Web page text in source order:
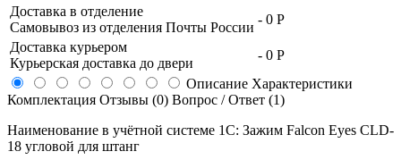
Доставка в отделение
Самовывоз из отделения Почты России
- 0 Р
Доставка курьером
Курьерская доставка до двери
- 0 Р
Описание Характеристики
Комплектация Отзывы (0) Вопрос / Ответ (1)
Наименование в учётной системе 1С: Зажим Falcon Eyes CLD-
18 угловой для штанг